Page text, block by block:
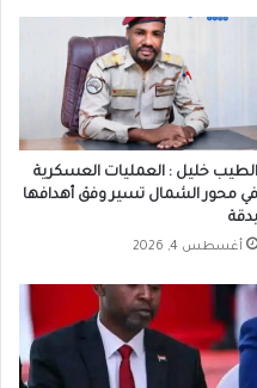
الطيب خليل : العمليات العسكرية
في محور الشمال تسير وفق أهدافها
بدقة
أغسطس 4, 2026